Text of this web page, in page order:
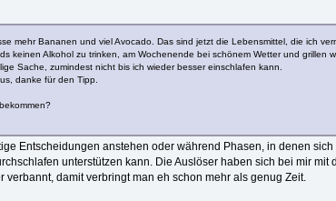
mehr Bananen und viel Avocado. Das sind jetzt die Lebensmittel, die ich
keinen Alkohol zu trinken, am Wochenende bei schönem Wetter und grillen
Sache, zumindest nicht bis ich wieder besser einschlafen kann.
danke für den Tipp.
Entscheidungen anstehen oder während Phasen, in denen
unterstützen kann. Die Auslöser haben sich bei mir mit
damit verbringt man eh schon mehr als genug Zeit.